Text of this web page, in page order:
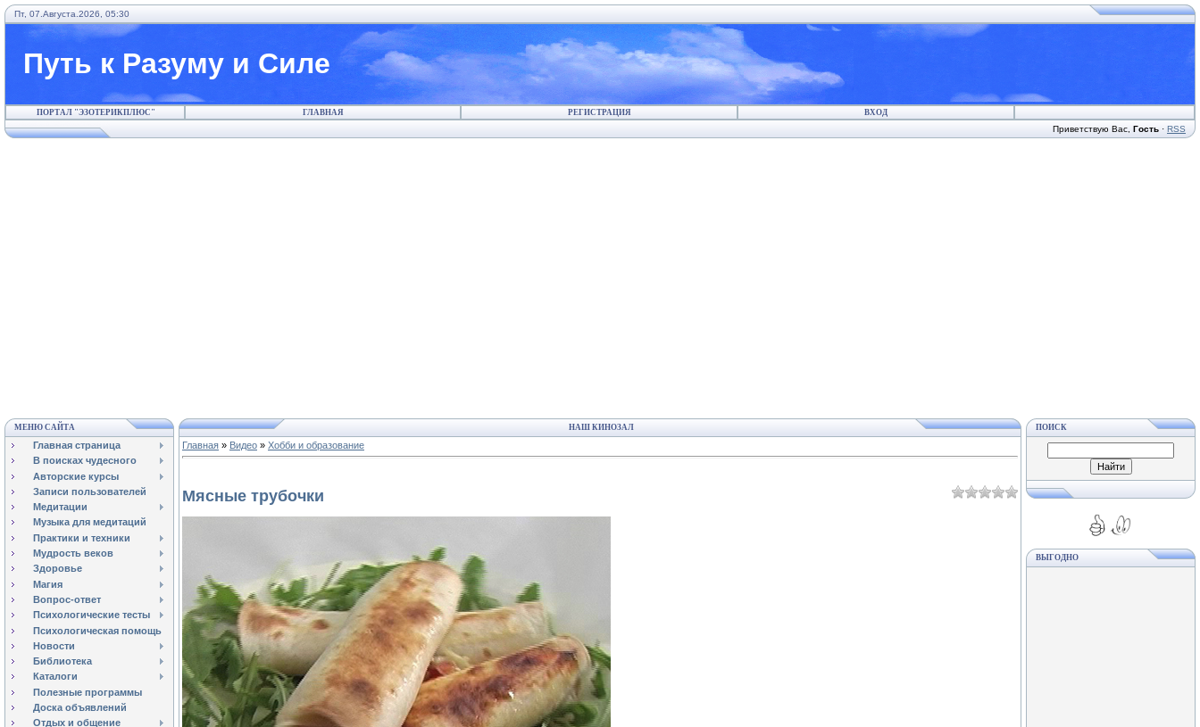
Пт, 07.Августа.2026, 05:30
Путь к Разуму и Силе
ПОРТАЛ "ЭЗОТЕРИКПЛЮС" ГЛАВНАЯ РЕГИСТРАЦИЯ ВХОД
Приветствую Вас Гость · RSS
МЕНЮ САЙТА
Главная страница
В поисках чудесного
Авторские курсы
Записи пользователей
Медитации
Музыка для медитаций
Практики и техники
Мудрость веков
Здоровье
Магия
Вопрос-ответ
Психологические тесты
Психологическая помощь
Новости
Библиотека
Каталоги
Полезные программы
Доска объявлений
Отдых и общение
НАШ КИНОЗАЛ
Главная » Видео » Хобби и образование
Мясные трубочки
ПОИСК
ВЫГОДНО